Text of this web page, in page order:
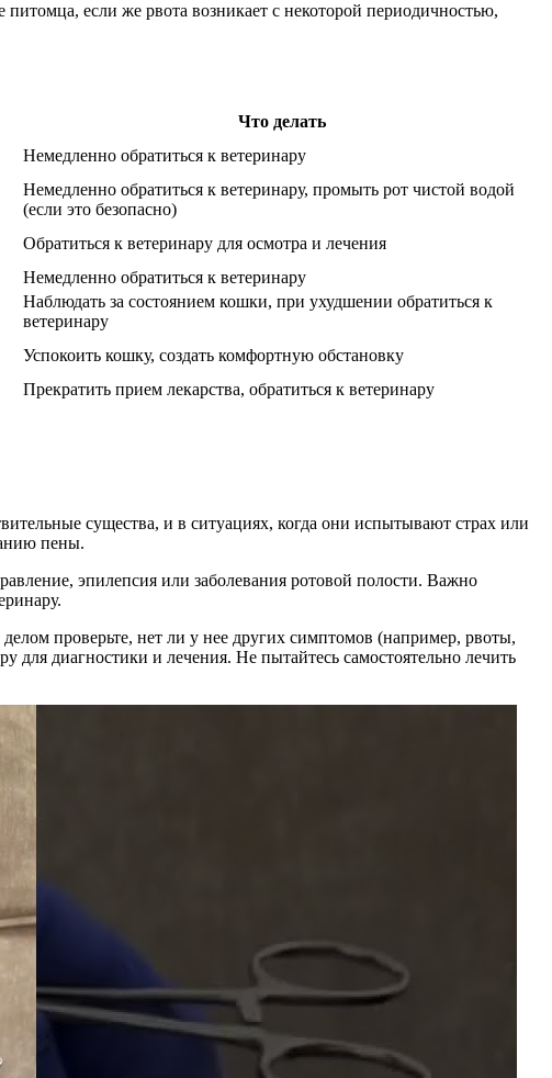
питомца, если же рвота возникает с некоторой периодичностью,
Что делать
Немедленно обратиться к ветеринару
Немедленно обратиться к ветеринару, промыть рот чистой водой
(если это безопасно)
Обратиться к ветеринару для осмотра и лечения
Немедленно обратиться к ветеринару
Наблюдать за состоянием кошки, при ухудшении обратиться к
ветеринару
Успокоить кошку, создать комфортную обстановку
Прекратить прием лекарства, обратиться к ветеринару
существа, и в ситуациях, когда они испытывают страх или
пены.
эпилепсия или заболевания ротовой полости. Важно
проверьте, нет ли у нее других симптомов (например, рвоты,
для диагностики и лечения. Не пытайтесь самостоятельно лечить